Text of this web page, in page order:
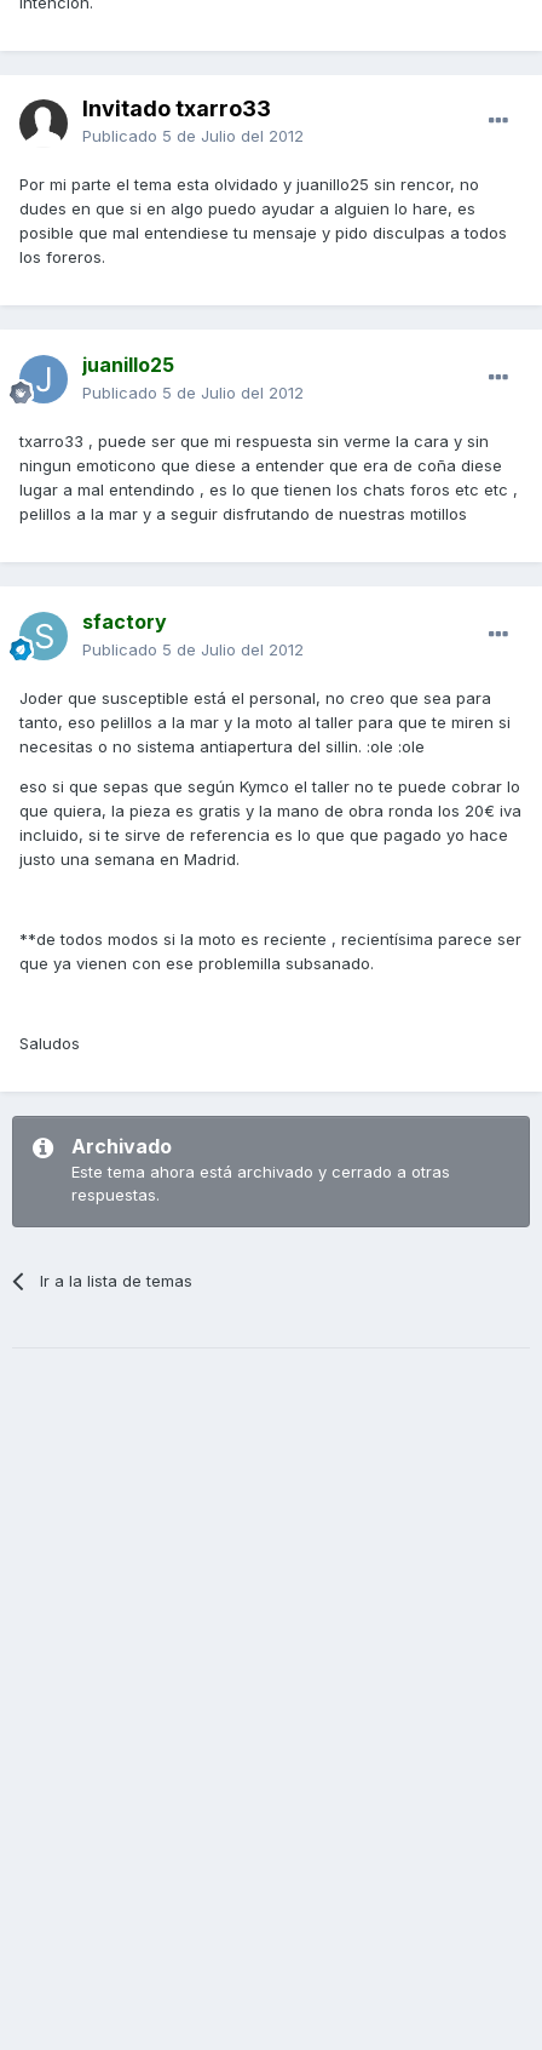
Invitado txarro33
Publicado 5 de Julio del 2012
Por mi parte el tema esta olvidado y juanillo25 sin rencor, no
dudes en que si en algo puedo ayudar a alguien lo hare, es
posible que mal entendiese tu mensaje y pido disculpas a todos
los foreros.
juanillo25
Publicado 5 de Julio del 2012
txarro33 , puede ser que mi respuesta sin verme la cara y sin
ningun emoticono que diese a entender que era de coña diese
lugar a mal entendindo , es lo que tienen los chats foros etc etc ,
pelillos a la mar y a seguir disfrutando de nuestras motillos
sfactory
Publicado 5 de Julio del 2012
Joder que susceptible está el personal, no creo que sea para
tanto, eso pelillos a la mar y la moto al taller para que te miren si
necesitas o no sistema antiapertura del sillin. :ole :ole
eso si que sepas que según Kymco el taller no te puede cobrar lo
que quiera, la pieza es gratis y la mano de obra ronda los 20€ iva
incluido, si te sirve de referencia es lo que que pagado yo hace
justo una semana en Madrid.
**de todos modos si la moto es reciente , recientísima parece ser
que ya vienen con ese problemilla subsanado.
Saludos
Archivado
Este tema ahora está archivado y cerrado a otras
respuestas.
Ir a la lista de temas